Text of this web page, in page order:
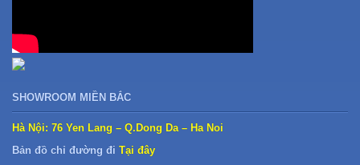
SHOWROOM MIỀN BẮC
Hà Nội: 76 Yen Lang – Q.Dong Da – Ha Noi
Bản đồ chỉ đường đi Tại đây